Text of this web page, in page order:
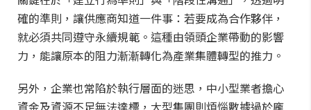
確的準則，讓供應商知道一件事：若要成為合作夥伴，
就必須共同遵守永續規範。這種由領頭企業帶動的影響
力，能讓原本的阻力漸漸轉化為產業集體轉型的推力。
另外，企業也常陷於執行層面的迷思，中小型業者擔心
資金及資源不足無法達標，大型集團則煩惱數據過於龐